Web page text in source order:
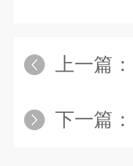
上一篇：
下一篇：